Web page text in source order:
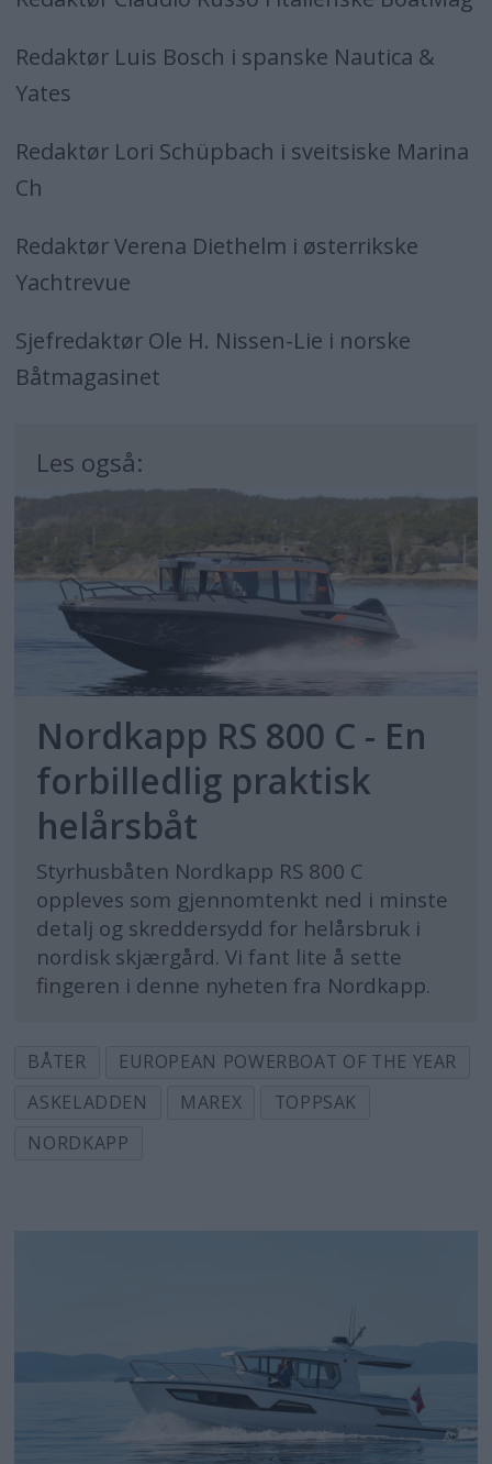
Redaktør Luis Bosch i spanske Nautica &
Yates
Redaktør Lori Schüpbach i sveitsiske Marina
Ch
Redaktør Verena Diethelm i østerrikske
Yachtrevue
Sjefredaktør Ole H. Nissen-Lie i norske
Båtmagasinet
Les også:
Nordkapp RS 800 C - En
forbilledlig praktisk
helårsbåt
Styrhusbåten Nordkapp RS 800 C
oppleves som gjennomtenkt ned i minste
detalj og skreddersydd for helårsbruk i
nordisk skjærgård. Vi fant lite å sette
fingeren i denne nyheten fra Nordkapp.
BÅTER
EUROPEAN POWERBOAT OF THE YEAR
ASKELADDEN
MAREX
TOPPSAK
NORDKAPP